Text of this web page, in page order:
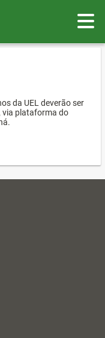
da UEL deverão ser
via plataforma do